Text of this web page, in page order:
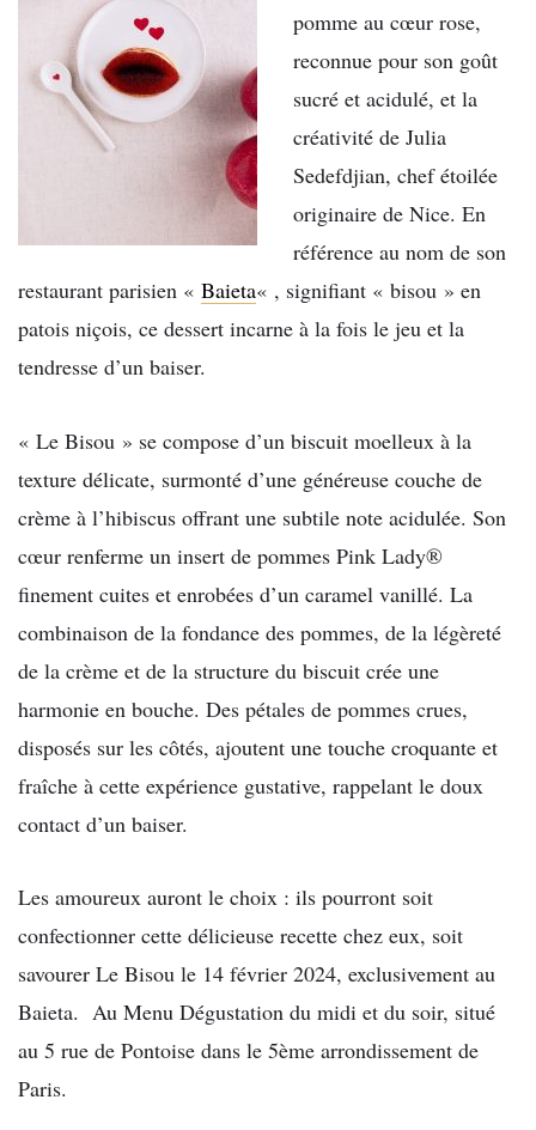
pomme au cœur rose,
reconnue pour son goût
sucré et acidulé, et la
créativité de Julia
Sedefdjian, chef étoilée
originaire de Nice. En
référence au nom de son
restaurant parisien « Baieta« , signifiant « bisou » en
patois niçois, ce dessert incarne à la fois le jeu et la
tendresse d’un baiser.
« Le Bisou » se compose d’un biscuit moelleux à la
texture délicate, surmonté d’une généreuse couche de
crème à l’hibiscus offrant une subtile note acidulée. Son
cœur renferme un insert de pommes Pink Lady®
finement cuites et enrobées d’un caramel vanillé. La
combinaison de la fondance des pommes, de la légèreté
de la crème et de la structure du biscuit crée une
harmonie en bouche. Des pétales de pommes crues,
disposés sur les côtés, ajoutent une touche croquante et
fraîche à cette expérience gustative, rappelant le doux
contact d’un baiser.
Les amoureux auront le choix : ils pourront soit
confectionner cette délicieuse recette chez eux, soit
savourer Le Bisou le 14 février 2024, exclusivement au
Baieta. Au Menu Dégustation du midi et du soir, situé
au 5 rue de Pontoise dans le 5ème arrondissement de
Paris.